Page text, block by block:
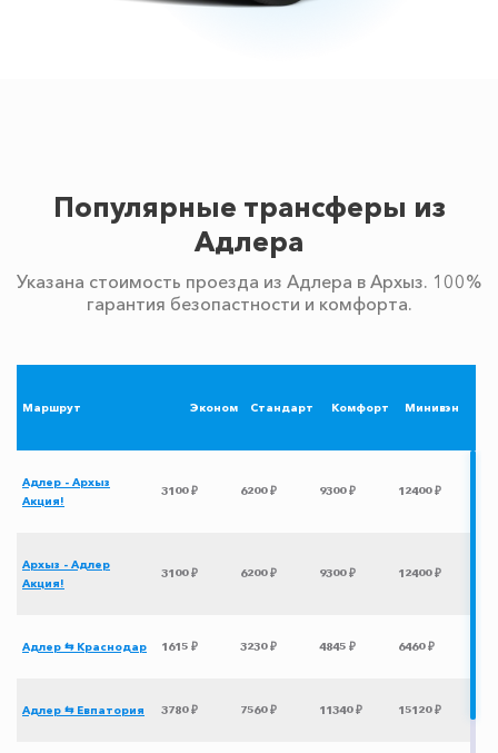
Популярные трансферы из
Адлера
Указана стоимость проезда из Адлера в Архыз. 100%
гарантия безопастности и комфорта.
Маршрут Эконом Стандарт Комфорт Минивэн
Адлер - Архыз
Акция!
3100 ₽ 6200 ₽ 9300 ₽ 12400 ₽
Архыз - Адлер
Акция!
3100 ₽ 6200 ₽ 9300 ₽ 12400 ₽
Адлер ⇆ Краснодар 1615 ₽ 3230 ₽ 4845 ₽ 6460 ₽
Адлер ⇆ Евпатория 3780 ₽ 7560 ₽ 11340 ₽ 15120 ₽